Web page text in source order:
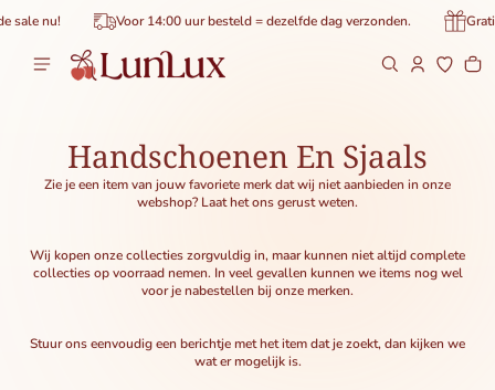
inhoud
nu! Voor 14:00 uur besteld = dezelfde dag verzonden. Gratis
0
Handschoenen En Sjaals
Zie je een item van jouw favoriete merk dat wij niet aanbieden in onze
webshop? Laat het ons gerust weten.
Wij kopen onze collecties zorgvuldig in, maar kunnen niet altijd complete
collecties op voorraad nemen. In veel gevallen kunnen we items nog wel
voor je nabestellen bij onze merken.
Stuur ons eenvoudig een berichtje met het item dat je zoekt, dan kijken we
wat er mogelijk is.